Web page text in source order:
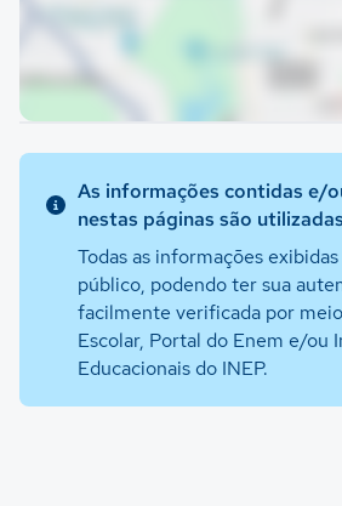
As informações contidas e/
nestas páginas são
Todas as informações
público, podendo ter sua
facilmente verificada por
Escolar, Portal do Enem e/ou
Educacionais do INEP.